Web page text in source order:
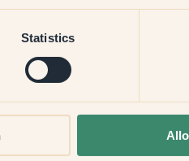
Statistics
muestras: Verde claro